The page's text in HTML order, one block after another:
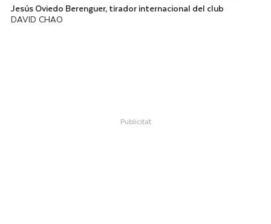
Jesús Oviedo Berenguer, tirador internacional del club
DAVID CHAO